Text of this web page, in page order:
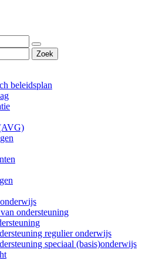
Zoek
beleidsplan
ondersteuning
regulier onderwijs
speciaal (basis)onderwijs